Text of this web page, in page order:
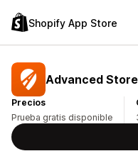
Shopify App Store
Advanced
Precios
Prueba gratis disponible